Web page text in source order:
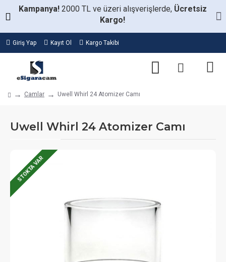
Kampanya! 2000 TL ve üzeri alışverişlerde, Ücretsiz
Kargo!
Giriş Yap Kayıt Ol Kargo Takibi
Camlar Uwell Whirl 24 Atomizer Camı
Uwell Whirl 24 Atomizer Camı
STOKTA VAR